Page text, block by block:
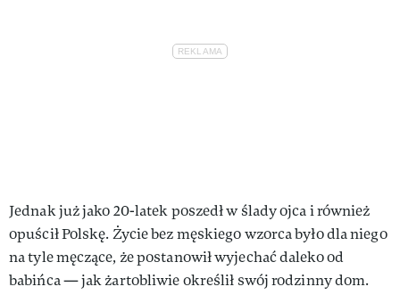
Jednak już jako 20-latek poszedł w ślady ojca i również
opuścił Polskę. Życie bez męskiego wzorca było dla niego
na tyle męczące, że postanowił wyjechać daleko od
babińca — jak żartobliwie określił swój rodzinny dom.